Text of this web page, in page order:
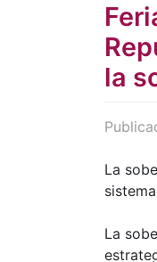
la
La
La